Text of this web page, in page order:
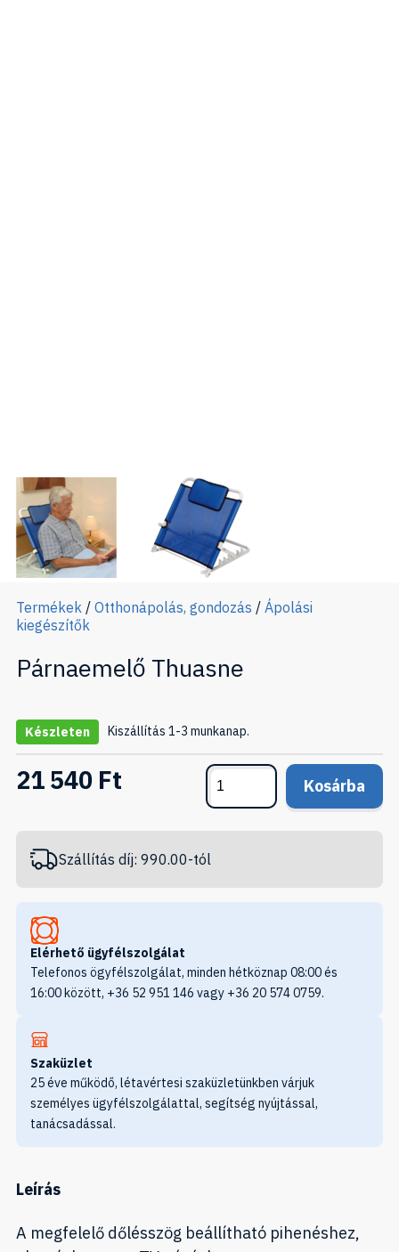
Termékek / Otthonápolás, gondozás / Ápolási
kiegészítők
Párnaemelő Thuasne
Készleten Kiszállítás 1-3 munkanap.
21 540 Ft Kosárba
Szállítás díj: 990.00-tól
Elérhető ügyfélszolgálat
Telefonos ögyfélszolgálat, minden hétköznap 08:00 és
16:00 között, +36 52 951 146 vagy +36 20 574 0759.
Szaküzlet
25 éve működő, létavértesi szaküzletünkben várjuk
személyes ügyfélszolgálattal, segítség nyújtással,
tanácsadással.
Leírás
A megfelelő dőlésszög beállítható pihenéshez,